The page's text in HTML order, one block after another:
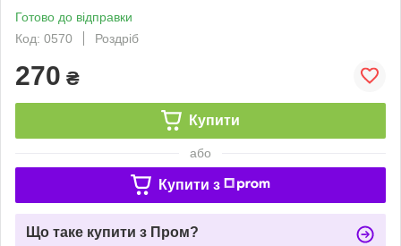
Готово до відправки
Код: 0570
Роздріб
270 ₴
Купити
або
Купити з
Що таке купити з Пром?